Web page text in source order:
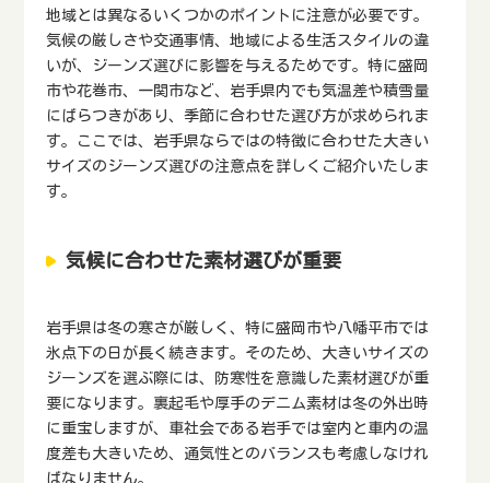
地域とは異なるいくつかのポイントに注意が必要です。
気候の厳しさや交通事情、地域による生活スタイルの違
いが、ジーンズ選びに影響を与えるためです。特に盛岡
市や花巻市、一関市など、岩手県内でも気温差や積雪量
にばらつきがあり、季節に合わせた選び方が求められま
す。ここでは、岩手県ならではの特徴に合わせた大きい
サイズのジーンズ選びの注意点を詳しくご紹介いたしま
す。
気候に合わせた素材選びが重要
岩手県は冬の寒さが厳しく、特に盛岡市や八幡平市では
氷点下の日が長く続きます。そのため、大きいサイズの
ジーンズを選ぶ際には、防寒性を意識した素材選びが重
要になります。裏起毛や厚手のデニム素材は冬の外出時
に重宝しますが、車社会である岩手では室内と車内の温
度差も大きいため、通気性とのバランスも考慮しなけれ
ばなりません。